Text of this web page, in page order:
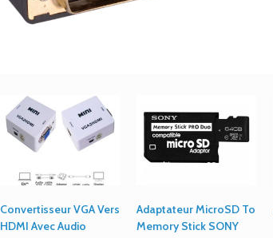
Convertisseur VGA Vers
HDMI Avec Audio
Adaptateur MicroSD To
Memory Stick SONY